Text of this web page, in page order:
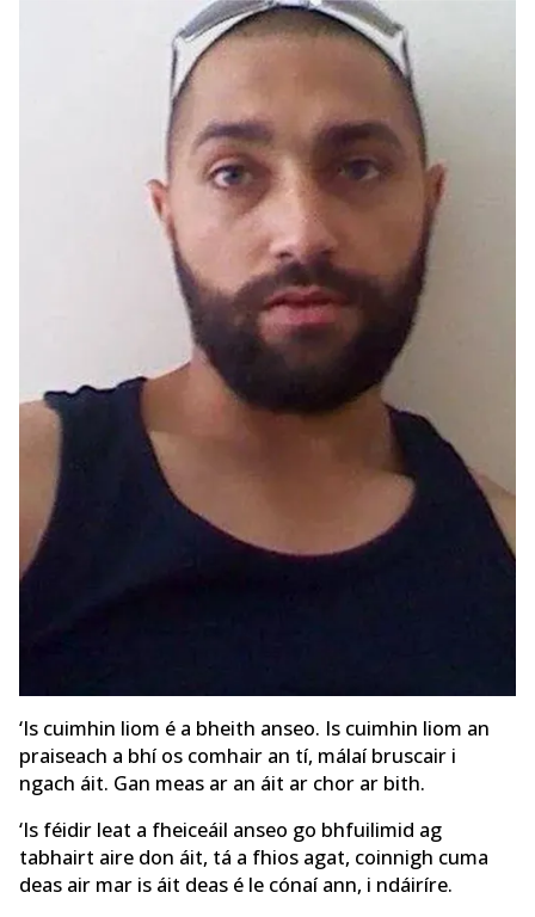
‘Is cuimhin liom é a bheith anseo. Is cuimhin liom an
praiseach a bhí os comhair an tí, málaí bruscair i
ngach áit. Gan meas ar an áit ar chor ar bith.
‘Is féidir leat a fheiceáil anseo go bhfuilimid ag
tabhairt aire don áit, tá a fhios agat, coinnigh cuma
deas air mar is áit deas é le cónaí ann, i ndáiríre.